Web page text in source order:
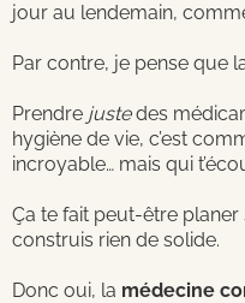
jour au lendemain,
Par contre, je pense que
Prendre justedes
hygiène de vie, c’est
incroyable… mais qui
Ça te fait peut-être
construis rien de solide.
Donc oui, la médecine